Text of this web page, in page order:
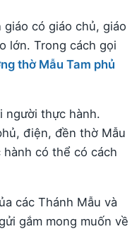
giáo có giáo chủ, giáo
lớn. Trong cách gọi
thờ Mẫu Tam phủ
người thực hành.
điện, đền thờ Mẫu
có thể có cách
các Thánh Mẫu và
gắm mong muốn về